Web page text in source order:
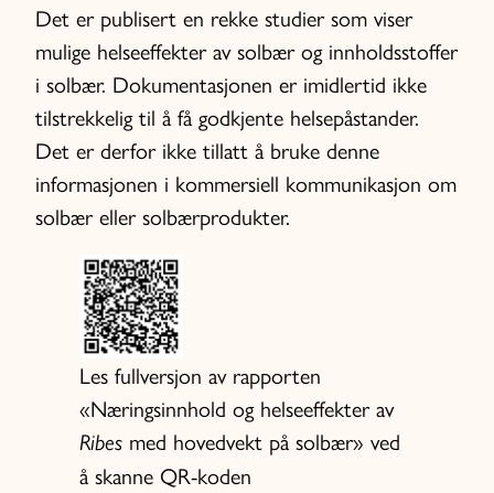
Det er publisert en rekke studier som viser
mulige helseeffekter av solbær og innholdsstoffer
i solbær. Dokumentasjonen er imidlertid ikke
tilstrekkelig til å få godkjente helsepåstander.
Det er derfor ikke tillatt å bruke denne
informasjonen i kommersiell kommunikasjon om
solbær eller solbærprodukter.
Les fullversjon av rapporten
«Næringsinnhold og helseeffekter av
Ribes med hovedvekt på solbær» ved
å skanne QR-koden